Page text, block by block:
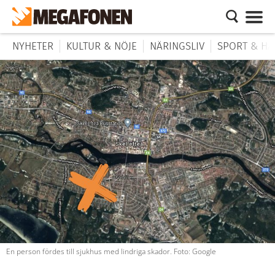
NYHETER KULTUR & NÖJE NÄRINGSLIV SPORT &
En person fördes till sjukhus med lindriga skador. Foto: Google